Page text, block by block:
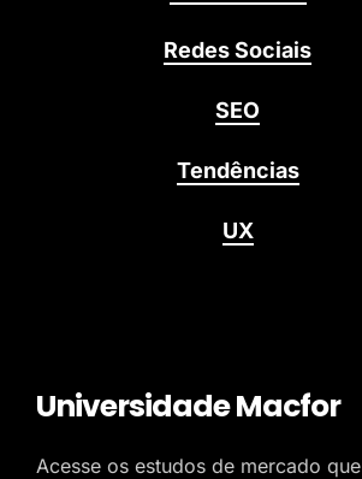
Redes Sociais
SEO
Tendências
UX
Universidade Macfor
Acesse os estudos de mercado que